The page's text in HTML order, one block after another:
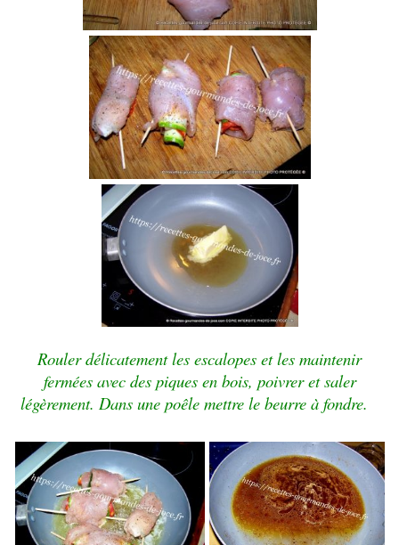
Rouler délicatement les escalopes et les maintenir
fermées avec des piques en bois, poivrer et saler
légèrement. Dans une poêle mettre le beurre à fondre.